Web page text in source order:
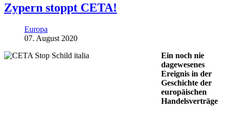
Zypern stoppt CETA!
Europa
07. August 2020
Ein noch nie
dagewesenes
Ereignis in der
Geschichte der
europäischen
Handelsverträge